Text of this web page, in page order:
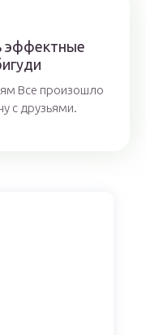
эффектные
Все произошло
с друзьями.